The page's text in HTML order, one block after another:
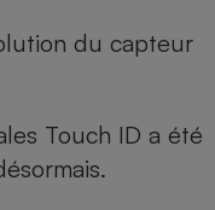
du capteur
Touch ID a été